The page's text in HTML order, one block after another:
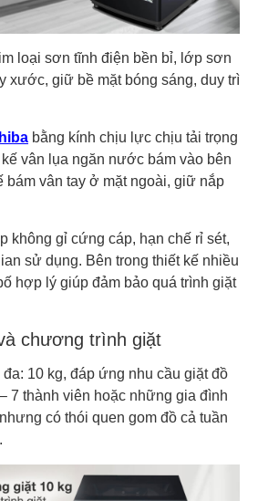
loại sơn tĩnh điện bền bỉ, lớp sơn
xước, giữ bề mặt bóng sáng, duy trì
bằng kính chịu lực chịu tải trọng
kế vân lụa ngăn nước bám vào bên
bám vân tay ở mặt ngoài, giữ nắp
không gỉ cứng cáp, hạn chế rỉ sét,
sử dụng. Bên trong thiết kế nhiều
hợp lý giúp đảm bảo quá trình giặt
chương trình giặt
10 kg, đáp ứng nhu cầu giặt đồ
7 thành viên hoặc những gia đình
có thói quen gom đồ cả tuần